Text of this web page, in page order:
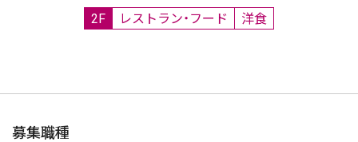
2F レストラン・フード 洋食
募集職種